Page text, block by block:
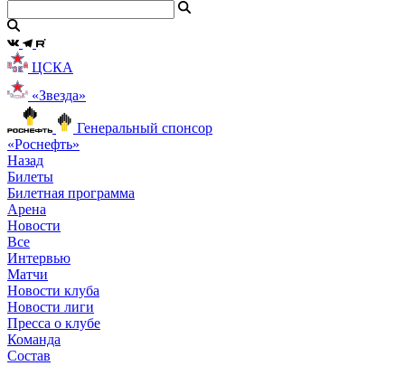
ЦСКА
«Звезда»
Генеральный спонсор
«Роснефть»
Назад
Билеты
Билетная программа
Арена
Новости
Все
Интервью
Матчи
Новости клуба
Новости лиги
Пресса о клубе
Команда
Состав